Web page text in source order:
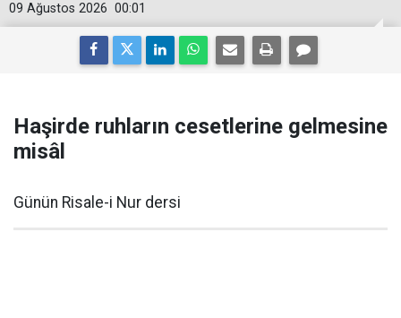
00:01
09 Ağustos 2026
Haşirde ruhların cesetlerine gelmesine
misâl
Günün Risale-i Nur dersi